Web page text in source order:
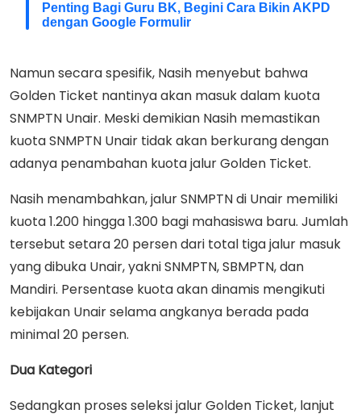
Penting Bagi Guru BK, Begini Cara Bikin AKPD
dengan Google Formulir
Namun secara spesifik, Nasih menyebut bahwa
Golden Ticket nantinya akan masuk dalam kuota
SNMPTN Unair. Meski demikian Nasih memastikan
kuota SNMPTN Unair tidak akan berkurang dengan
adanya penambahan kuota jalur Golden Ticket.
Nasih menambahkan, jalur SNMPTN di Unair memiliki
kuota 1.200 hingga 1.300 bagi mahasiswa baru. Jumlah
tersebut setara 20 persen dari total tiga jalur masuk
yang dibuka Unair, yakni SNMPTN, SBMPTN, dan
Mandiri. Persentase kuota akan dinamis mengikuti
kebijakan Unair selama angkanya berada pada
minimal 20 persen.
Dua Kategori
Sedangkan proses seleksi jalur Golden Ticket, lanjut